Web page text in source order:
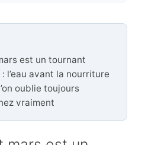
est un tournant
l’eau avant la nourriture
oublie toujours
vraiment